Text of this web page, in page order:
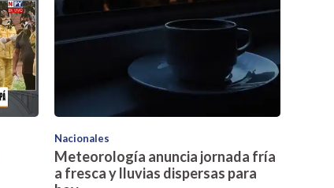
Nacionales
Meteorología anuncia jornada fría
a fresca y lluvias dispersas para